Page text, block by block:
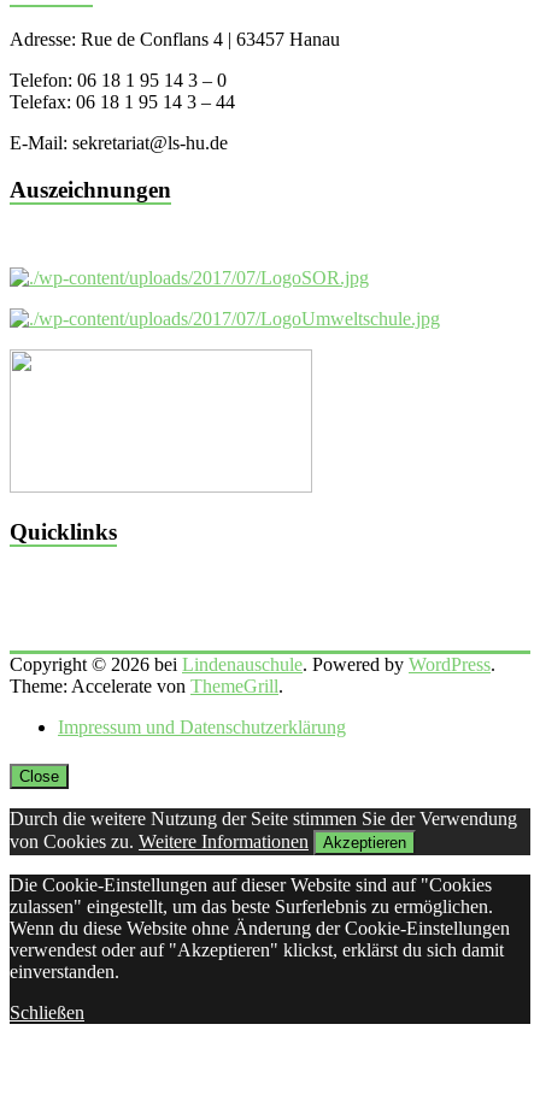
Adresse: Rue de Conflans 4 | 63457 Hanau
Telefon: 06 18 1 95 14 3 – 0
Telefax: 06 18 1 95 14 3 – 44
E-Mail: sekretariat@ls-hu.de
Auszeichnungen
Quicklinks
Copyright © 2026 bei Lindenauschule. Powered by WordPress.
Theme: Accelerate von ThemeGrill.
Impressum und Datenschutzerklärung
Close
Durch die weitere Nutzung der Seite stimmen Sie der Verwendung
von Cookies zu. Weitere Informationen Akzeptieren
Die Cookie-Einstellungen auf dieser Website sind auf "Cookies
zulassen" eingestellt, um das beste Surferlebnis zu ermöglichen.
Wenn du diese Website ohne Änderung der Cookie-Einstellungen
verwendest oder auf "Akzeptieren" klickst, erklärst du sich damit
einverstanden.
Schließen